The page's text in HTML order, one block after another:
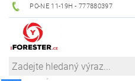
PO-NE 11-19H - 777880397